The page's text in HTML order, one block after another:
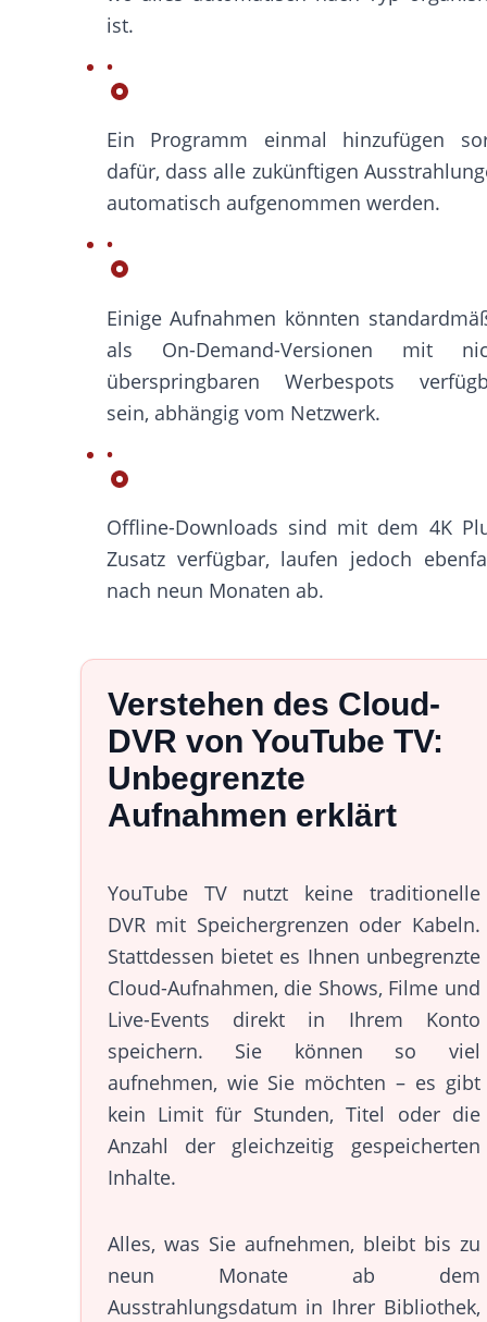
ist.
Ein Programm einmal hinzufügen
dafür, dass alle zukünftigen
automatisch aufgenommen werden.
Einige Aufnahmen könnten
als On-Demand-Versionen mit
überspringbaren Werbespots
sein, abhängig vom Netzwerk.
Offline-Downloads sind mit dem 4K
Zusatz verfügbar, laufen jedoch
nach neun Monaten ab.
Verstehen des Cloud-
DVR von YouTube TV:
Unbegrenzte
Aufnahmen erklärt
YouTube TV nutzt keine traditionelle
DVR mit Speichergrenzen oder Kabeln.
Stattdessen bietet es Ihnen unbegrenzte
Cloud-Aufnahmen, die Shows, Filme und
Live-Events direkt in Ihrem Konto
speichern. Sie können so viel
aufnehmen, wie Sie möchten – es gibt
kein Limit für Stunden, Titel oder die
Anzahl der gleichzeitig gespeicherten
Inhalte.
Alles, was Sie aufnehmen, bleibt bis zu
neun Monate ab dem
Ausstrahlungsdatum in Ihrer Bibliothek,